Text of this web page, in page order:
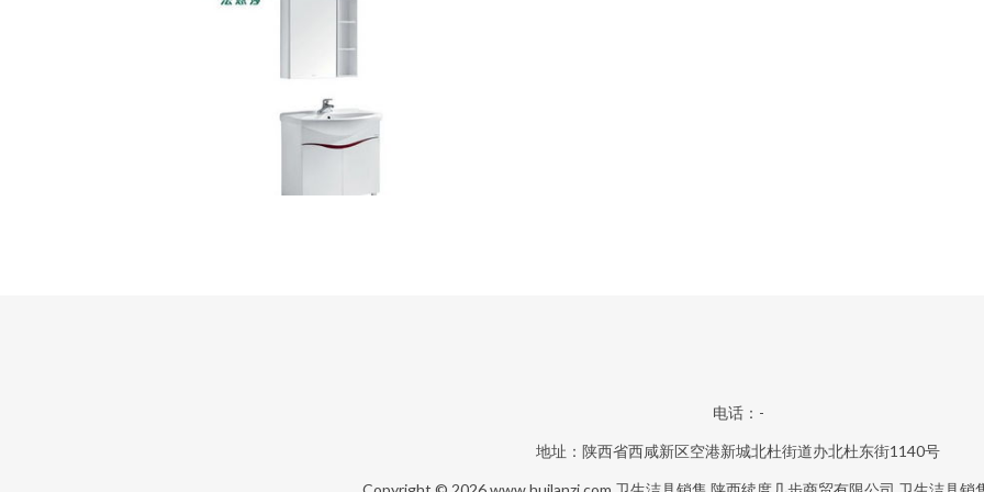
电话：-
地址：陕西省西咸新区空港新城北杜街道办北杜东街1140号